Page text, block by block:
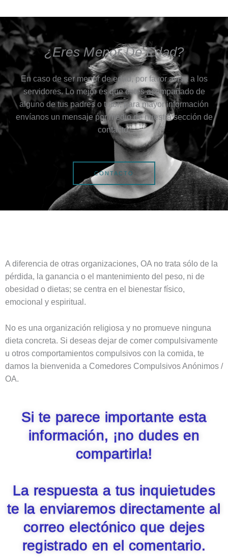
¿Eres Menor De Edad?
En caso de ser menor de edad, por favor avisa a los
servidores. Lo mejor es que estes acompañado de
alguno de tus padres o tutor; para mayor información
envíanos un mensaje por medio de nuestra sección de
contacto.
CONTACTO
A diferencia de otras organizaciones, OA no trata sólo de la
pérdida, la ganancia o el mantenimiento del peso, ni de
obesidad o dietas; se centra en el bienestar físico,
emocional y espiritual.
No es una organización religiosa y no promueve ninguna
dieta concreta. Si deseas dejar de comer compulsivamente
u otros comportamientos compulsivos con la comida, te
damos la bienvenida a Comedores Compulsivos Anónimos /
OA.
Si te parece importante esta
información, ¡no dudes en
compartirla!
La respuesta a tus inquietudes
te la enviaremos directamente al
correo electónico que dejes
registrado en el comentario.